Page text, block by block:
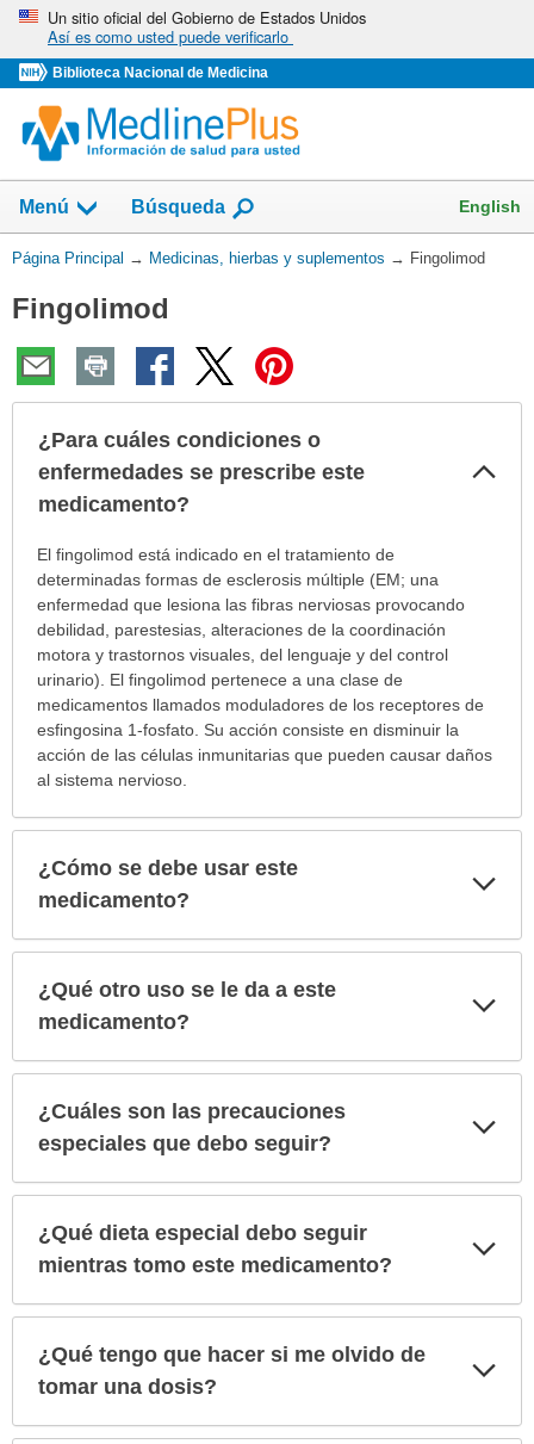
Omita
vaya
al
Contenido
Un sitio oficial del Gobierno de Estados Unidos
Así es como usted puede verificarlo
Biblioteca Nacional de Medicina
Menú
Mostrar
campo
de
Búsqueda English
Usted
aquí:
Página Principal → Medicinas, hierbas y suplementos → Fingolimod
Fingolimod
¿Para cuáles condiciones o
enfermedades se prescribe este
medicamento?
¿Para
cuáles
condiciones
enfermedades
prescribe
este
medicamento?
extendido.
El fingolimod está indicado en el tratamiento de
determinadas formas de esclerosis múltiple (EM; una
enfermedad que lesiona las fibras nerviosas provocando
debilidad, parestesias, alteraciones de la coordinación
motora y trastornos visuales, del lenguaje y del control
urinario). El fingolimod pertenece a una clase de
medicamentos llamados moduladores de los receptores de
esfingosina 1-fosfato. Su acción consiste en disminuir la
acción de las células inmunitarias que pueden causar daños
al sistema nervioso.
¿Cómo se debe usar este
medicamento?
¿Qué otro uso se le da a este
medicamento?
¿Cuáles son las precauciones
especiales que debo seguir?
¿Qué dieta especial debo seguir
mientras tomo este medicamento?
¿Qué tengo que hacer si me olvido de
tomar una dosis?